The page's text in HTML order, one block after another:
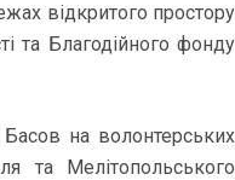
відкритого простору
та Благодійного фонду
Басов на волонтерських
та Мелітопольського